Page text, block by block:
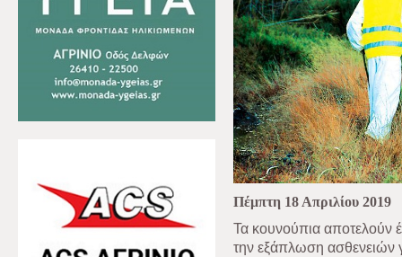
Πέμπτη 18 Απριλίου 2019
Τα κουνούπια αποτελούν
την εξάπλωση ασθενειών